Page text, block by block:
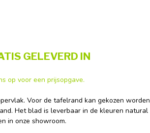
GELEVERD IN
op voor een prijsopgave.
Voor de tafelrand kan gekozen worden
Het blad is leverbaar in de kleuren natural
in onze showroom.